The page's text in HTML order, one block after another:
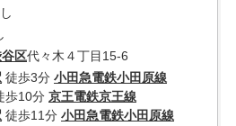
区代々木４丁目15-6
徒歩3分 小田急電鉄小田原線
歩10分 京王電鉄京王線
徒歩11分 小田急電鉄小田原線